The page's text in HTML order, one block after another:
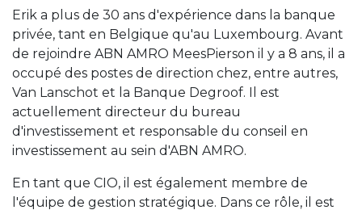
Erik a plus de 30 ans d'expérience dans la banque
privée, tant en Belgique qu'au Luxembourg. Avant
de rejoindre ABN AMRO MeesPierson il y a 8 ans, il a
occupé des postes de direction chez, entre autres,
Van Lanschot et la Banque Degroof. Il est
actuellement directeur du bureau
d'investissement et responsable du conseil en
investissement au sein d'ABN AMRO.
En tant que CIO, il est également membre de
l'équipe de gestion stratégique. Dans ce rôle, il est